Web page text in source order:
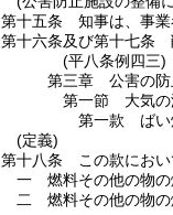
第十五条
知事は、事
第十六条及び第十七条
(平八条例四三)
第三章
公害の
第一節
大気
第一款
ば
(定義)
第十八条
この款にお
一
燃料その他の物
二
燃料その他の物